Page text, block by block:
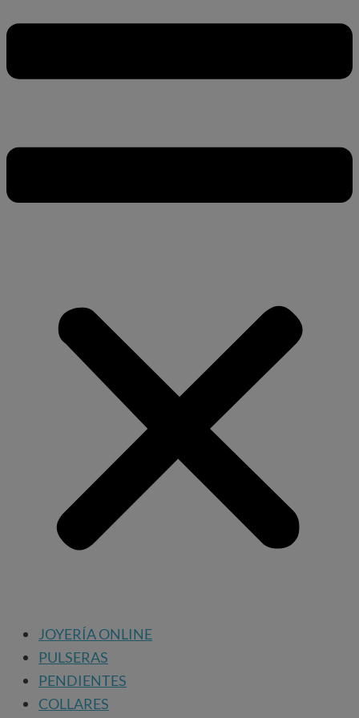
JOYERÍA ONLINE
PULSERAS
PENDIENTES
COLLARES